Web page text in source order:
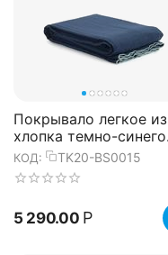
Покрывало легкое из
хлопка темно-синего
цвета с контрастной
каймой из коллекции
Essenti...
КОД: TK20-BS0015
5 290.00 Р